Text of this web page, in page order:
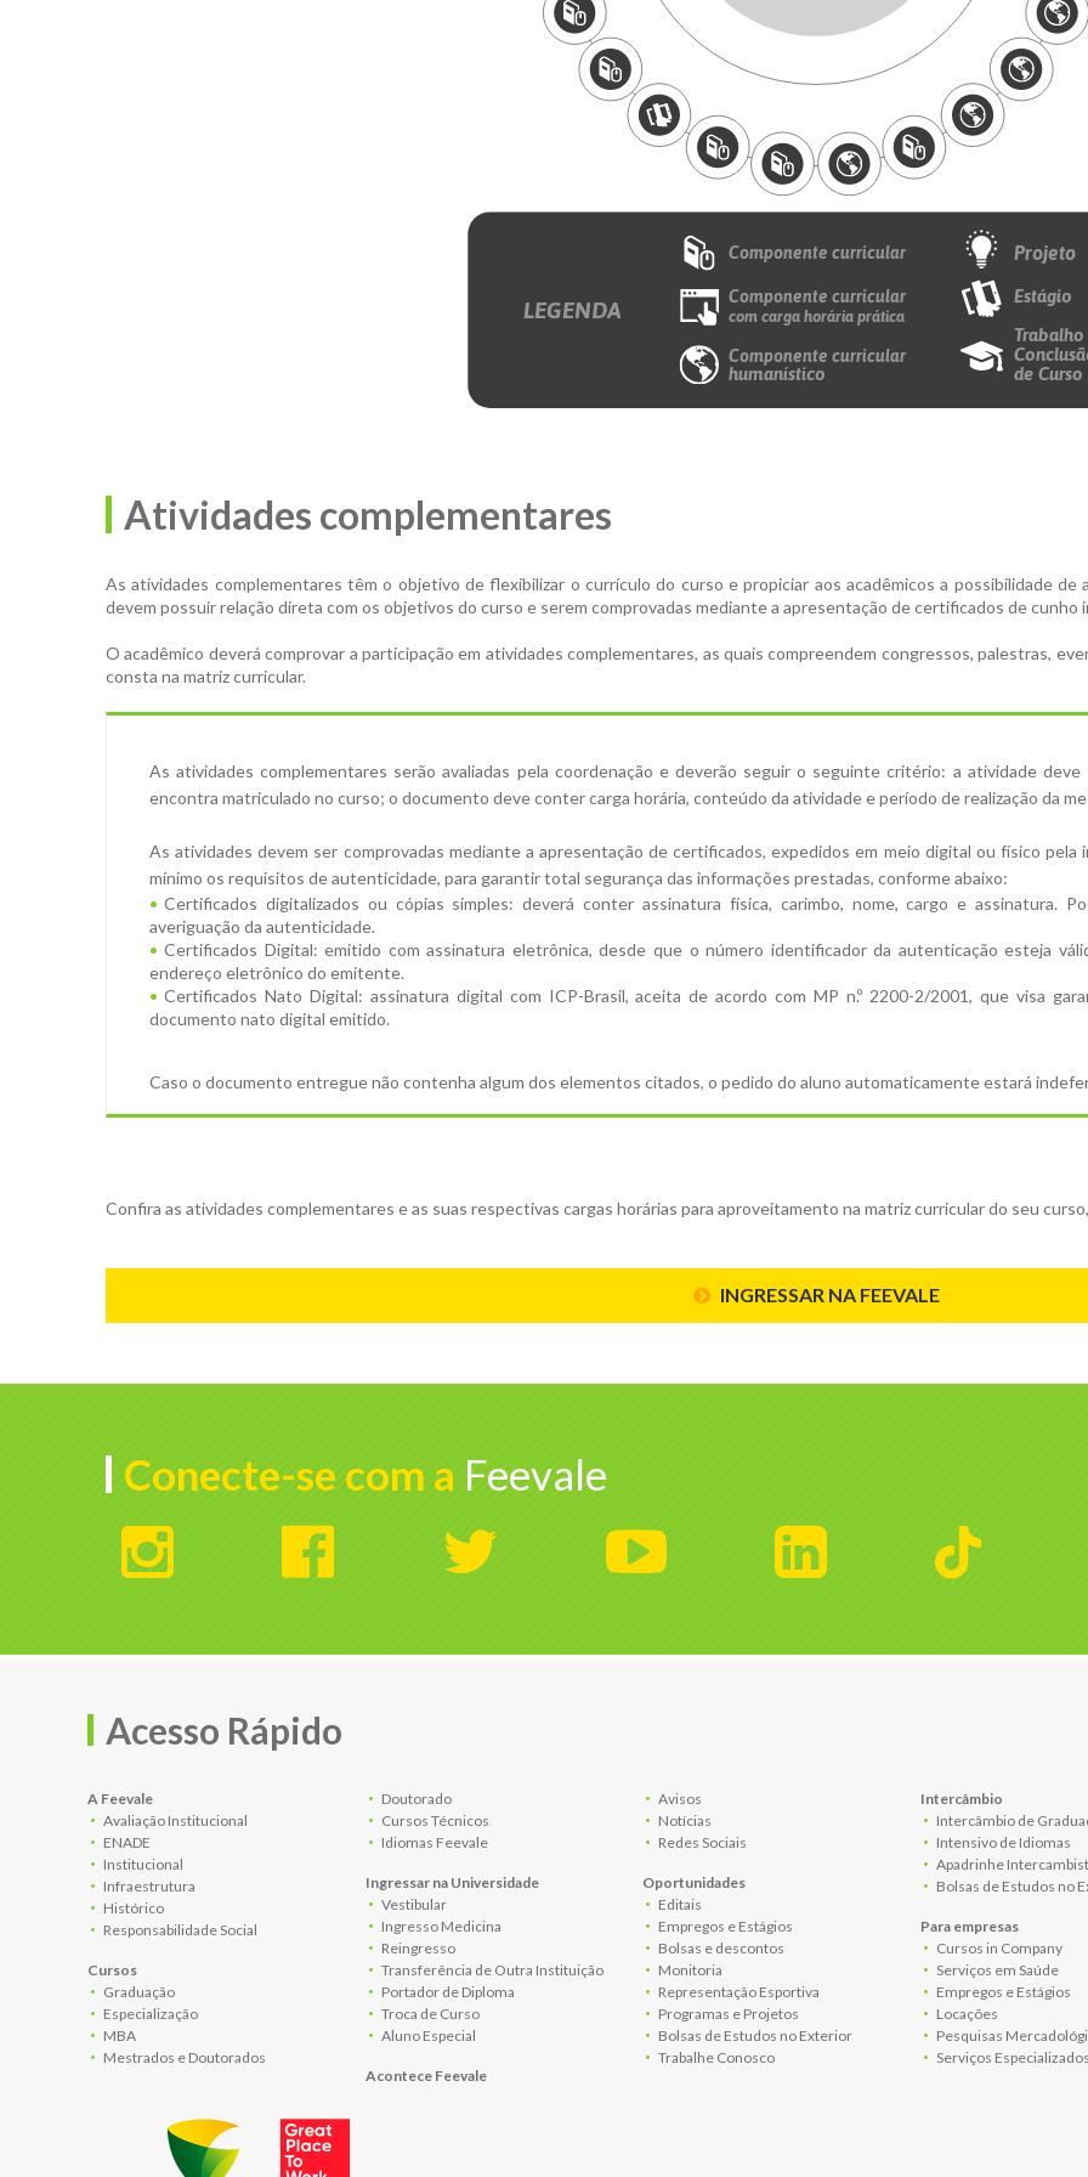
LEGENDA
Componente curricular
Componente curricular
com carga horária prática
Componente curricular
humanístico
Projeto
Estágio
de Curso
Atividades complementares
As atividades complementares têm o objetivo de flexibilizar o currículo do curso e propiciar aos acadêmicos a possibilidade
devem possuir relação direta com os objetivos do curso e serem comprovadas mediante a apresentação de certificados de cunho
O acadêmico deverá comprovar a participação em atividades complementares, as quais compreendem congressos, palestras,
consta na matriz curricular.
As atividades complementares serão avaliadas pela coordenação e deverão seguir o seguinte critério: a atividade
encontra matriculado no curso; o documento deve conter carga horária, conteúdo da atividade e período de realização da
As atividades devem ser comprovadas mediante a apresentação de certificados, expedidos em meio digital ou físico
mínimo os requisitos de autenticidade, para garantir total segurança das informações prestadas, conforme abaixo:
Certificados digitalizados ou cópias simples: deverá conter assinatura física, carimbo, nome, cargo e assinatura.
averiguação da autenticidade.
Certificados Digital: emitido com assinatura eletrônica, desde que o número identificador da autenticação esteja
endereço eletrônico do emitente.
Certificados Nato Digital: assinatura digital com ICP-Brasil, aceita de acordo com MP n.º 2200-2/2001, que visa
documento nato digital emitido.
Caso o documento entregue não contenha algum dos elementos citados, o pedido do aluno automaticamente estará
Confira as atividades complementares e as suas respectivas cargas horárias para aproveitamento na matriz curricular do seu
INGRESSAR NA FEEVALE
Conecte-se com a Feevale
Acesso Rápido
A Feevale
Avaliação Institucional
ENADE
Institucional
Infraestrutura
Histórico
Responsabilidade Social
Cursos
Graduação
Especialização
MBA
Mestrados e Doutorados
Doutorado
Cursos Técnicos
Idiomas Feevale
Ingressar na Universidade
Vestibular
Ingresso Medicina
Reingresso
Transferência de Outra Instituição
Portador de Diploma
Troca de Curso
Aluno Especial
Acontece Feevale
Avisos
Notícias
Redes Sociais
Oportunidades
Editais
Empregos e Estágios
Bolsas e descontos
Monitoria
Representação Esportiva
Programas e Projetos
Bolsas de Estudos no Exterior
Trabalhe Conosco
Intercâmbio
Intercâmbio de
Intensivo de Idiomas
Apadrinhe
Bolsas de Estudos no
Para empresas
Cursos in Company
Serviços em Saúde
Empregos e Estágios
Locações
Pesquisas
Serviços